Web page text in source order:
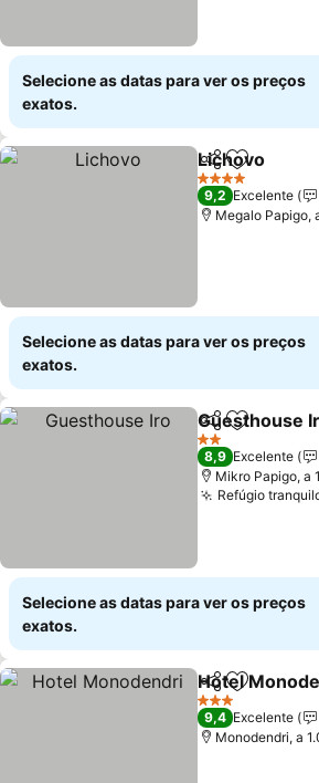
Selecione as datas para ver os preços
exatos.
PartilharAdicionar
Lichovo
4 Estrelas
9,2 Excelente
Megalo Papigo,
Selecione as datas para ver os preços
exatos.
PartilharAdicionar
Guesthouse
2 Estrelas
8,9 Excelente
Mikro Papigo, a
Refúgio
Selecione as datas para ver os preços
exatos.
PartilharAdicionar
Hotel
3 Estrelas
9,4 Excelente
Monodendri, a